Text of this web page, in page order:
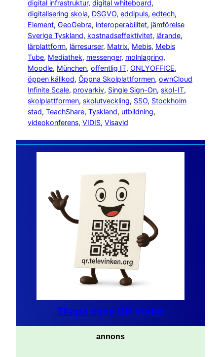
digital infrastruktur, digital whiteboard
digitalisering skola, DSGVO, eddipuls, edtech
Element, GeoGebra, interoperabilitet, jämförelse
Sverige Tyskland, kostnadseffektivitet, lärande
lärplattform, lärresurser, Matrix, Mebis, Mebis
Tube, Mediathek, messenger, molnlagring
Moodle, München, offentlig IT, ONLYOFFICE
öppen källkod, Öppna Skolplattformen, ownCloud
Infinite Scale, provarkiv, Single Sign-On, skol-IT
skolplattformen, skolutveckling, SSO, Stockholm
stad, TeachShare, Tyskland, utbildning
videokonferens, VIDIS, Visavid
Skapa egna QR-koder
annons